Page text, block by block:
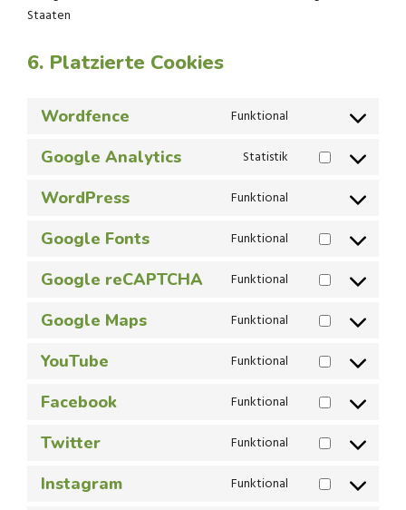
Staaten
6. Platzierte Cookies
Wordfence Funktional
CONSENT
SERVICE
Google Analytics Statistik
CONSENT
ANALYTICS
WordPress Funktional
CONSENT
SERVICE
Google Fonts Funktional
CONSENT
SERVICE
FONTS
Google reCAPTCHA Funktional
CONSENT
SERVICE
RECAPTCHA
Google Maps Funktional
CONSENT
SERVICE
MAPS
YouTube Funktional
CONSENT
SERVICE
Facebook Funktional
CONSENT
SERVICE
Twitter Funktional
CONSENT
SERVICE
Instagram Funktional
CONSENT